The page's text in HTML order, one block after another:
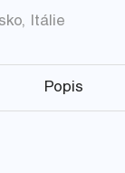
, Itálie
Popis